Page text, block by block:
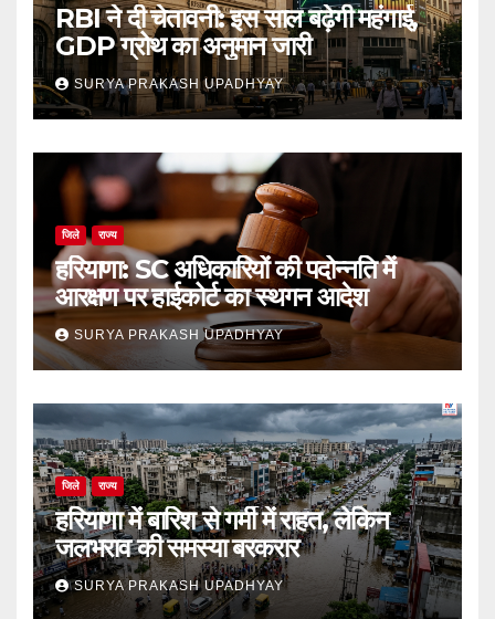
RBI ने दी चेतावनी: इस साल बढ़ेगी महंगाई,
GDP ग्रोथ का अनुमान जारी
SURYA PRAKASH UPADHYAY
जिले राज्य
हरियाणा: SC अधिकारियों की पदोन्नति में
आरक्षण पर हाईकोर्ट का स्थगन आदेश
SURYA PRAKASH UPADHYAY
जिले राज्य
हरियाणा में बारिश से गर्मी में राहत, लेकिन
जलभराव की समस्या बरकरार
SURYA PRAKASH UPADHYAY